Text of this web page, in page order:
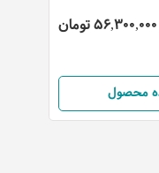
56,300,000 تومان
محصول